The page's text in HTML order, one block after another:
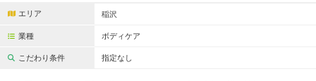
ペアルームあり
フットバスあり
エリア 稲沢
業種 ボディケア
こだわり条件 指定なし